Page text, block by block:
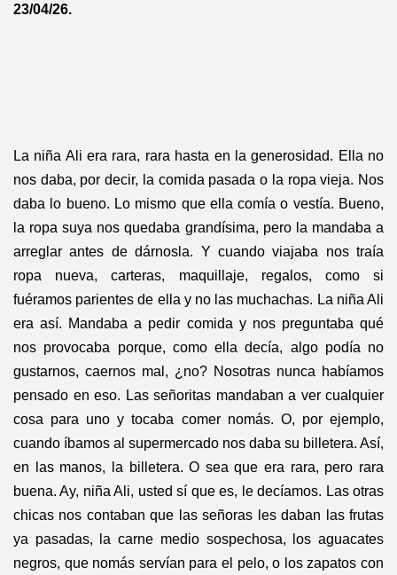
23/04/26.
La niña Ali era rara, rara hasta en la generosidad. Ella no
nos daba, por decir, la comida pasada o la ropa vieja. Nos
daba lo bueno. Lo mismo que ella comía o vestía. Bueno,
la ropa suya nos quedaba grandísima, pero la mandaba a
arreglar antes de dárnosla. Y cuando viajaba nos traía
ropa nueva, carteras, maquillaje, regalos, como si
fuéramos parientes de ella y no las muchachas. La niña Ali
era así. Mandaba a pedir comida y nos preguntaba qué
nos provocaba porque, como ella decía, algo podía no
gustarnos, caernos mal, ¿no? Nosotras nunca habíamos
pensado en eso. Las señoritas mandaban a ver cualquier
cosa para uno y tocaba comer nomás. O, por ejemplo,
cuando íbamos al supermercado nos daba su billetera. Así,
en las manos, la billetera. O sea que era rara, pero rara
buena. Ay, niña Ali, usted sí que es, le decíamos. Las otras
chicas nos contaban que las señoras les daban las frutas
ya pasadas, la carne medio sospechosa, los aguacates
negros, que nomás servían para el pelo, o los zapatos con